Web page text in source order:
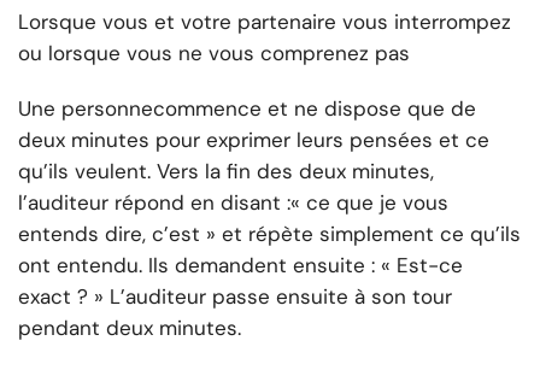
Lorsque vous et votre partenaire vous interrompez
ou lorsque vous ne vous comprenez pas
Une personnecommence et ne dispose que de
deux minutes pour exprimer leurs pensées et ce
qu’ils veulent. Vers la fin des deux minutes,
l’auditeur répond en disant :« ce que je vous
entends dire, c’est » et répète simplement ce qu’ils
ont entendu. Ils demandent ensuite : « Est-ce
exact ? » L’auditeur passe ensuite à son tour
pendant deux minutes.